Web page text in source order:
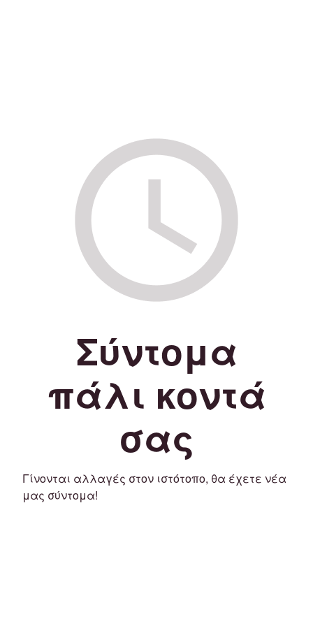
Σύντομα
πάλι κοντά
σας
Γίνονται αλλαγές στον ιστότοπο, θα έχετε νέα
μας σύντομα!